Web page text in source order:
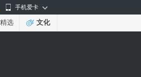
手机爱卡
精选 文化